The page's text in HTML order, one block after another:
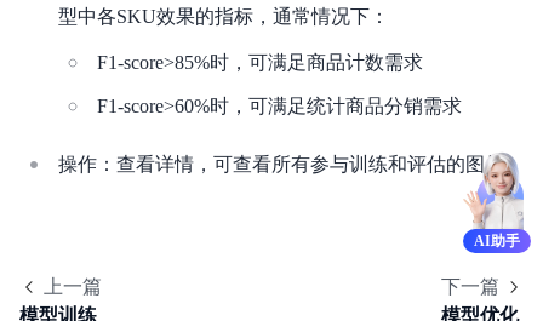
型中各SKU效果的指标，通常情况下：
F1-score>85%时，可满足商品计数需求
F1-score>60%时，可满足统计商品分销需求
操作：查看详情，可查看所有参与训练和评估的图片
上一篇
模型训练
下一篇
模型优化
AI助手